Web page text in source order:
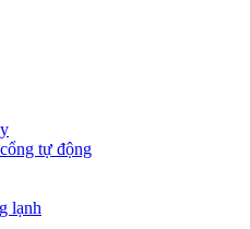
tự động
lạnh